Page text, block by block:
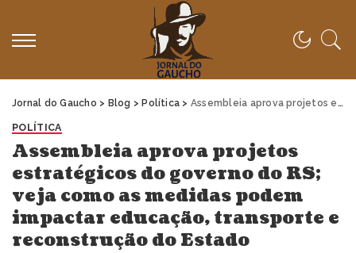
Jornal do Gaucho > Blog > Política > Assembleia aprova projetos estratégicos do governo do RS; veja como as medidas podem impactar educação, transporte e reconstrução do Estado
POLÍTICA
Assembleia aprova projetos
estratégicos do governo do RS;
veja como as medidas podem
impactar educação, transporte e
reconstrução do Estado